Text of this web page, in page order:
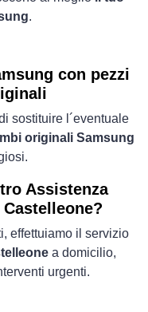
.
con pezzi
sostituire l´eventuale
originali Samsung
Assistenza
effettuiamo il servizio
a domicilio,
urgenti.